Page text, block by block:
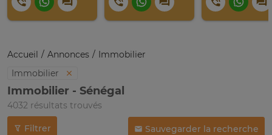
Accueil Annonces
Immobilier
Immobilier
Immobilier - Sénégal
4032 résultats trouvés
Filtrer Sauvegarder la recherche